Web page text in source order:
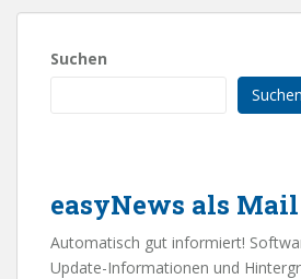
Suchen
Suchen
easyNews als Mail
Automatisch gut informiert!
Update-Informationen und